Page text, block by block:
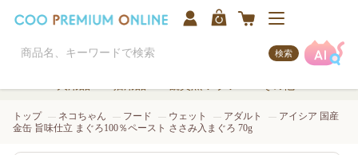
検索
トップ ネコちゃん フード ウェット アダルト
アイシア 国産
金缶 旨味仕立 まぐろ100％ペースト ささみ入まぐろ 70g